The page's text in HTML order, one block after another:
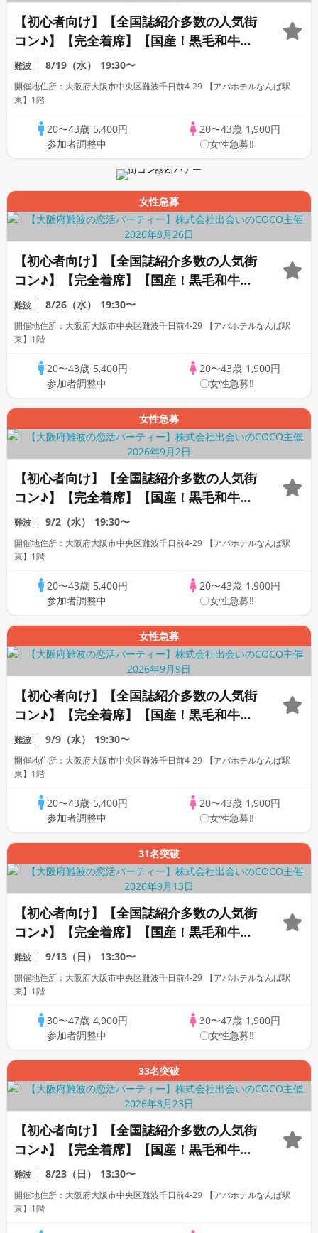
【初心者向け】【全国誌紹介多数の人気街
コン♪】【完全着席】【国産！黒毛和牛肉
寿司☆】【料理長自慢の日替わり逸品多数
☆】【お一人様参加多数】【同世代で盛り
上がる♪】【LINE交換自由・席がえあり】
難波 8/19（水） 19:30〜
開催地住所：大阪府大阪市中央区難波千日前4-29 【アパホテルなんば駅
東】1階
20〜43歳 5,400円
参加者調整中
20〜43歳 1,900円
〇女性急募‼
女性急募
【初心者向け】【全国誌紹介多数の人気街
コン♪】【完全着席】【国産！黒毛和牛肉
寿司☆】【料理長自慢の日替わり逸品多数
☆】【お一人様参加多数】【同世代で盛り
上がる♪】【LINE交換自由・席がえあり】
難波 8/26（水） 19:30〜
開催地住所：大阪府大阪市中央区難波千日前4-29 【アパホテルなんば駅
東】1階
20〜43歳 5,400円
参加者調整中
20〜43歳 1,900円
〇女性急募‼
女性急募
【初心者向け】【全国誌紹介多数の人気街
コン♪】【完全着席】【国産！黒毛和牛肉
寿司☆】【料理長自慢の日替わり逸品多数
☆】【お一人様参加多数】【同世代で盛り
上がる♪】【LINE交換自由・席がえあり】
難波 9/2（水） 19:30〜
開催地住所：大阪府大阪市中央区難波千日前4-29 【アパホテルなんば駅
東】1階
20〜43歳 5,400円
参加者調整中
20〜43歳 1,900円
〇女性急募‼
女性急募
【初心者向け】【全国誌紹介多数の人気街
コン♪】【完全着席】【国産！黒毛和牛肉
寿司☆】【料理長自慢の日替わり逸品多数
☆】【お一人様参加多数】【同世代で盛り
上がる♪】【LINE交換自由・席がえあり】
難波 9/9（水） 19:30〜
開催地住所：大阪府大阪市中央区難波千日前4-29 【アパホテルなんば駅
東】1階
20〜43歳 5,400円
参加者調整中
20〜43歳 1,900円
〇女性急募‼
31名突破
【初心者向け】【全国誌紹介多数の人気街
コン♪】【完全着席】【国産！黒毛和牛肉
寿司☆】【料理長自慢の日替わり逸品料理
多数♪】【お一人様参加多数】【同世代で
楽しむ♪】【LINE交換自由・席がえあ
り！！】
難波 9/13（日） 13:30〜
開催地住所：大阪府大阪市中央区難波千日前4-29 【アパホテルなんば駅
東】1階
30〜47歳 4,900円
参加者調整中
30〜47歳 1,900円
〇女性急募‼
33名突破
【初心者向け】【全国誌紹介多数の人気街
コン♪】【完全着席】【国産！黒毛和牛肉
寿司☆】【料理長自慢の日替わり逸品料理
多数♪】【お一人様参加多数】【同世代で
楽しむ♪】【LINE交換自由・席がえあ
り！！】
難波 8/23（日） 13:30〜
開催地住所：大阪府大阪市中央区難波千日前4-29 【アパホテルなんば駅
東】1階